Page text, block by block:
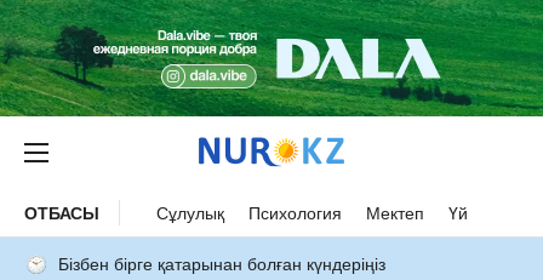
ОТБАСЫ Сұлулық Психология Мектеп Үй
Бізбен бірге қатарынан болған күндеріңіз